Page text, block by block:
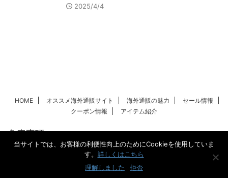
2025/4/4
HOME オススメ海外通販サイト 海外通販の魅力
セール情報
クーポン情報
アイテム紹介
免責事項
海外通販案内所
ラグジュアリーブランドを海外通販でよりお得に
当サイトでは、お客様の利便性向上のためにCookieを使用していま
す。 詳しくはこちら
理解しました
拒否